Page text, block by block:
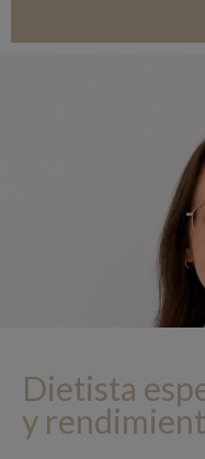
Dietista
y